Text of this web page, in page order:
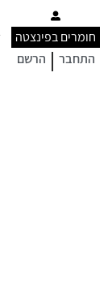
חומרים בפינצטה
התחבר | הרשם